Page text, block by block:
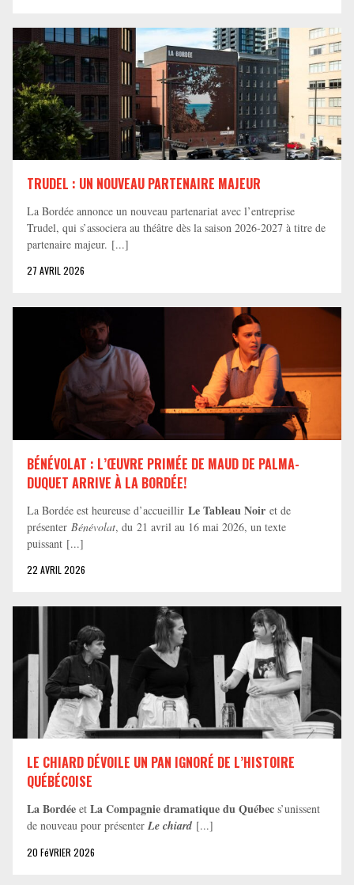
TRUDEL : UN NOUVEAU PARTENAIRE MAJEUR
La Bordée annonce un nouveau partenariat avec l’entreprise
Trudel, qui s’associera au théâtre dès la saison 2026-2027 à titre de
partenaire majeur. [...]
27 AVRIL 2026
BÉNÉVOLAT : L’ŒUVRE PRIMÉE DE MAUD DE PALMA-
DUQUET ARRIVE À LA BORDÉE!
La Bordée est heureuse d’accueillir Le Tableau Noir et de
présenter Bénévolat, du 21 avril au 16 mai 2026, un texte
puissant [...]
22 AVRIL 2026
LE CHIARD DÉVOILE UN PAN IGNORÉ DE L’HISTOIRE
QUÉBÉCOISE
La Bordée et La Compagnie dramatique du Québec s’unissent
de nouveau pour présenter Le chiard [...]
20 FéVRIER 2026